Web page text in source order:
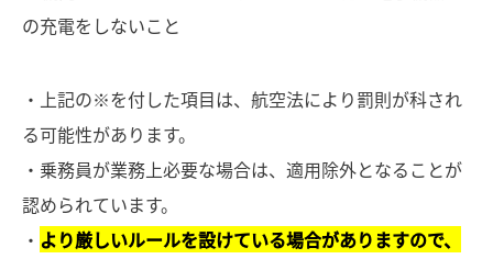
の充電をしないこと
・上記の※を付した項目は、航空法により罰則が科され
る可能性があります。
・乗務員が業務上必要な場合は、適用除外となることが
認められています。
・ より厳しいルールを設けている場合がありますので、